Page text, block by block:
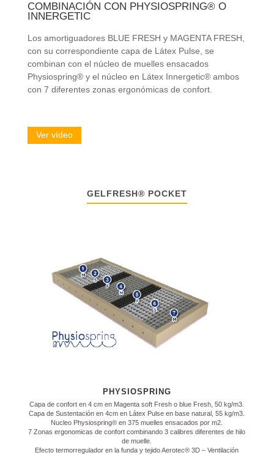
COMBINACIÓN CON PHYSIOSPRING® O
INNERGETIC
Los amortiguadores BLUE FRESH y MAGENTA FRESH,
con su correspondiente capa de Látex Pulse, se
combinan con el núcleo de muelles ensacados
Physiospring® y el núcleo en Látex Innergetic® ambos
con 7 diferentes zonas ergonómicas de confort.
Ver vídeo
GELFRESH® POCKET
PHYSIOSPRING
Capa de confort en 4 cm en Magenta soft Fresh o blue Fresh, 50 kg/m3.
Capa de Sustentación en 4cm en Látex Pulse en base natural, 55 kg/m3.
Nucleo Physiospring® en 375 muelles ensacados por m2.
7 Zonas ergonomicas de confort combinando 3 calibres diferentes de hilo
de muelle.
Efecto termorregulador en la funda y tejido Aerotec® 3D – Ventilación